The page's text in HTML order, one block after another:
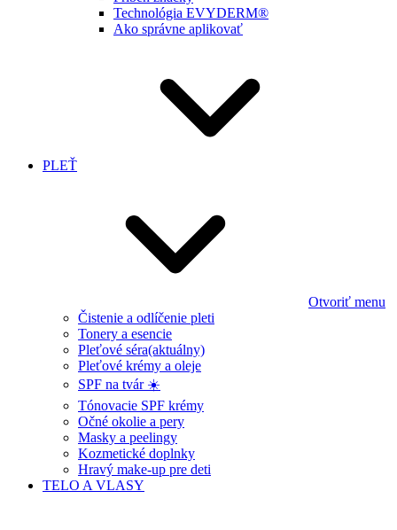
Technológia EVYDERM®
Ako správne aplikovať
PLEŤ
Otvoriť menu
Čistenie a odlíčenie pleti
Tonery a esencie
Pleťové séra(aktuálny)
Pleťové krémy a oleje
SPF na tvár ☀️
Tónovacie SPF krémy
Očné okolie a pery
Masky a peelingy
Kozmetické doplnky
Hravý make-up pre deti
TELO A VLASY